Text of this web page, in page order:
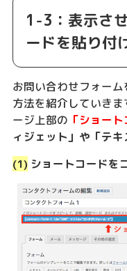
1-3：表示さ
ードを貼り付
お問い合わせフォー
方法を紹介していき
ージ上部の 「ショート
ィジェット」や「テキ
(1) ショートコードを